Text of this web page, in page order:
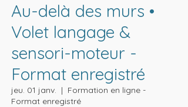
Au-delà des murs •
Volet langage &
sensori-moteur -
Format enregistré
jeu. 01 janv.
  |
Formation en ligne -
Format enregistré